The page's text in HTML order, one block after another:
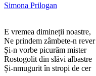
Simona Prilogan
E vremea dimineții noastre,
Ne prindem zâmbete-n rever
Și-n vorbe picurăm mister
Rostogolit din slăvi albastre
Și-nmugurit în stropi de cer